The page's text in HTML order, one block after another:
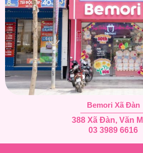
Bemori Xã Đàn
388 Xã Đàn, Văn
03 3989 6616